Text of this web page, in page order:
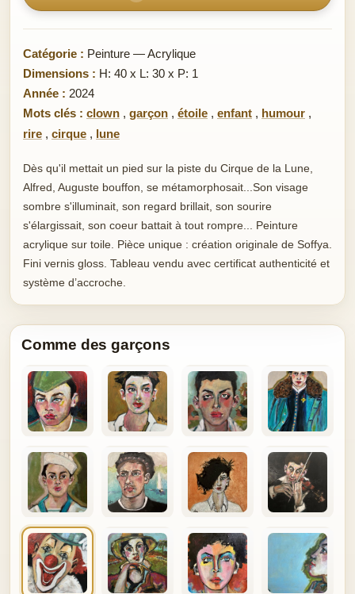
Catégorie : Peinture — Acrylique
Dimensions : H: 40 x L: 30 x P: 1
Année : 2024
Mots clés : clown , garçon , étoile , enfant , humour ,
rire , cirque , lune
Dès qu'il mettait un pied sur la piste du Cirque de la Lune,
Alfred, Auguste bouffon, se métamorphosait...Son visage
sombre s'illuminait, son regard brillait, son sourire
s'élargissait, son coeur battait à tout rompre... Peinture
acrylique sur toile. Pièce unique : création originale de Soffya.
Fini vernis gloss. Tableau vendu avec certificat authenticité et
système d’accroche.
Comme des garçons